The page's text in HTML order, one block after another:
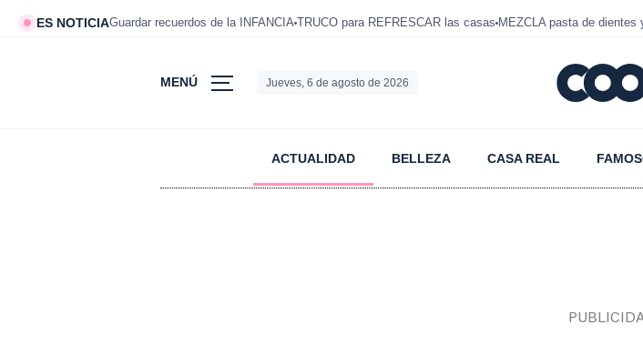
ES NOTICIAGuardar recuerdos de la INFANCIA TRUCO para REFRESCAR las casas MEZCLA pasta de dientes
MENÚ Jueves, 6 de agosto de 2026
ACTUALIDAD BELLEZA CASA REAL